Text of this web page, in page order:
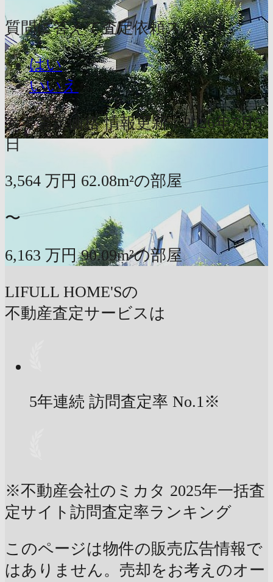
質問に答えて査定依頼スタート
はい
いいえ
参考査定価格 情報更新：2026年7月5
日
3,564 万円 62.08m²の部屋
〜
6,163 万円 90.09m²の部屋
LIFULL HOME'Sの
不動産査定サービスは
5年連続 訪問査定率 No.1※
※不動産会社のミカタ 2025年一括査
定サイト訪問査定率ランキング
このページは物件の販売広告情報で
はありません。売却をお考えのオー